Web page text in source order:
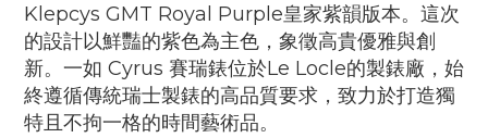
Klepcys GMT Royal Purple皇家紫韻版本。這次
的設計以鮮豔的紫色為主色，象徵高貴優雅與創
新。一如 Cyrus 賽瑞錶位於Le Locle的製錶廠，始
終遵循傳統瑞士製錶的高品質要求，致力於打造獨
特且不拘一格的時間藝術品。